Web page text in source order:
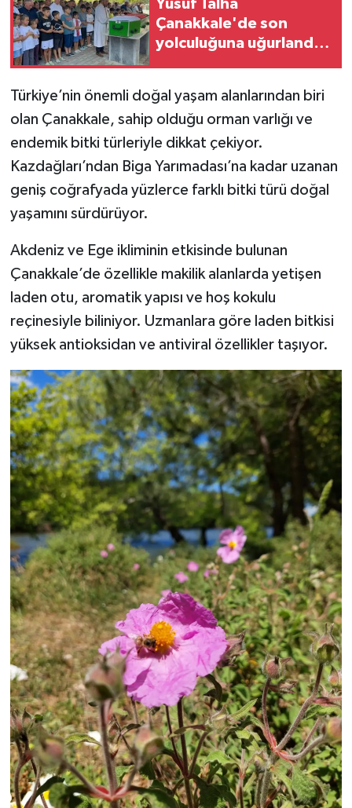
Yusuf Talha
Çanakkale'de son
yolculuğuna uğurlandı
Türkiye’nin önemli doğal yaşam alanlarından biri
olan Çanakkale, sahip olduğu orman varlığı ve
endemik bitki türleriyle dikkat çekiyor.
Kazdağları’ndan Biga Yarımadası’na kadar uzanan
geniş coğrafyada yüzlerce farklı bitki türü doğal
yaşamını sürdürüyor.
Akdeniz ve Ege ikliminin etkisinde bulunan
Çanakkale’de özellikle makilik alanlarda yetişen
laden otu, aromatik yapısı ve hoş kokulu
reçinesiyle biliniyor. Uzmanlara göre laden bitkisi
yüksek antioksidan ve antiviral özellikler taşıyor.